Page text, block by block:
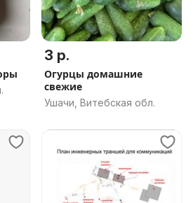
3 р.
Огурцы домашние
свежие
Ушачи, Витебская обл.